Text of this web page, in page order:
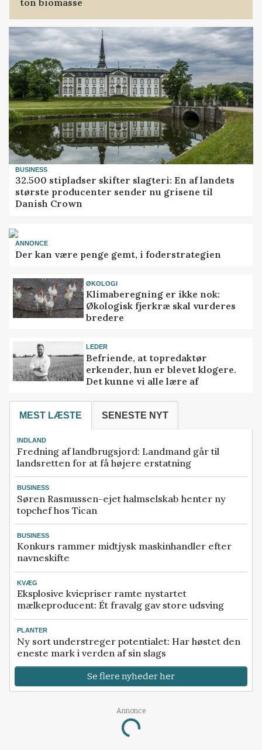
ton biomasse
BUSINESS
32.500 stipladser skifter slagteri: En af landets
største producenter sender nu grisene til
Danish Crown
ANNONCE
Der kan være penge gemt, i foderstrategien
ØKOLOGI
Klimaberegning er ikke nok:
Økologisk fjerkræ skal vurderes
bredere
LEDER
Befriende, at topredaktør
erkender, hun er blevet klogere.
Det kunne vi alle lære af
MEST LÆSTE SENESTE NYT
INDLAND
Fredning af landbrugsjord: Landmand går til
landsretten for at få højere erstatning
BUSINESS
Søren Rasmussen-ejet halmselskab henter ny
topchef hos Tican
BUSINESS
Konkurs rammer midtjysk maskinhandler efter
navneskifte
KVÆG
Eksplosive kviepriser ramte nystartet
mælkeproducent: Ét fravalg gav store udsving
PLANTER
Ny sort understreger potentialet: Har høstet den
eneste mark i verden af sin slags
Se flere nyheder her
Annonce
Loading...